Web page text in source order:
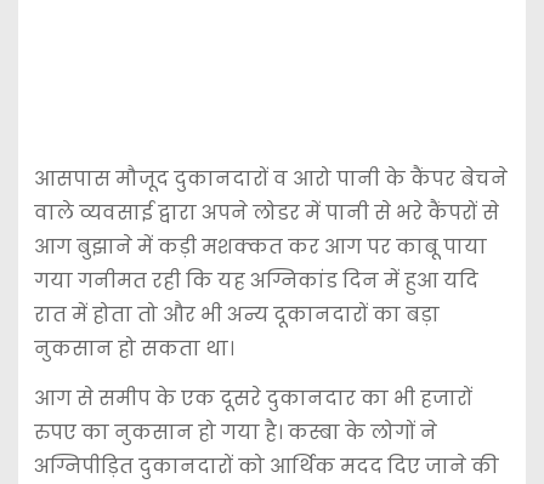
आसपास मौजूद दुकानदारों व आरो पानी के कैंपर बेचने
वाले व्यवसाई द्वारा अपने लोडर में पानी से भरे कैंपरों से
आग बुझाने में कड़ी मशक्कत कर आग पर काबू पाया
गया गनीमत रही कि यह अग्निकांड दिन में हुआ यदि
रात में होता तो और भी अन्य दूकानदारों का बड़ा
नुकसान हो सकता था।
आग से समीप के एक दूसरे दुकानदार का भी हजारों
रुपए का नुकसान हो गया है। कस्बा के लोगों ने
अग्निपीड़ित दुकानदारों को आर्थिक मदद दिए जाने की